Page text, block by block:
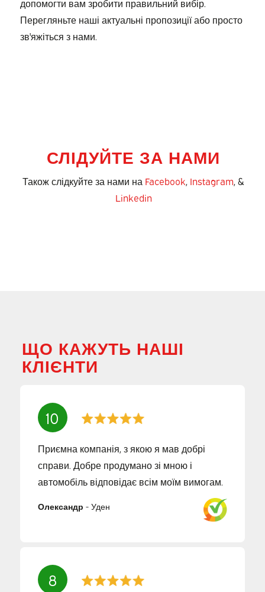
допомогти вам зробити правильний вибір.
Перегляньте наші актуальні пропозиції або просто
зв'яжіться з нами.
СЛІДУЙТЕ ЗА НАМИ
Також слідкуйте за нами на Facebook, Instagram, &
Linkedin
ЩО КАЖУТЬ НАШІ
КЛІЄНТИ
10
Приємна компанія, з якою я мав добрі
справи. Добре продумано зі мною і
автомобіль відповідає всім моїм вимогам.
Олександр - Уден
8